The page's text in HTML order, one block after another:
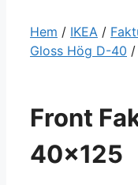
Hem / IKEA /
Gloss Hög D-40 /
Front
40×125